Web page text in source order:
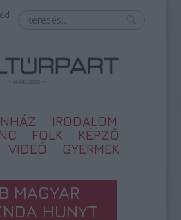
IRODALOM
FOLK
KÉPZŐ
VIDEÓ GYERMEK
MAGYAR
HUNYT